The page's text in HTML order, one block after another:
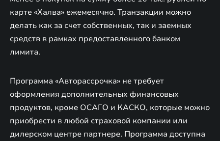
карте «Халва» ежемесячно. Транзакции можно
делать как за счет собственных, так и заемных
средств в рамках предоставленного банком
лимита.
Программа «Авторассрочка» не требует
оформления дополнительных финансовых
продуктов, кроме ОСАГО и КАСКО, которые можно
приобрести в любой страховой компании или
дилерском центре партнере. Программа доступна